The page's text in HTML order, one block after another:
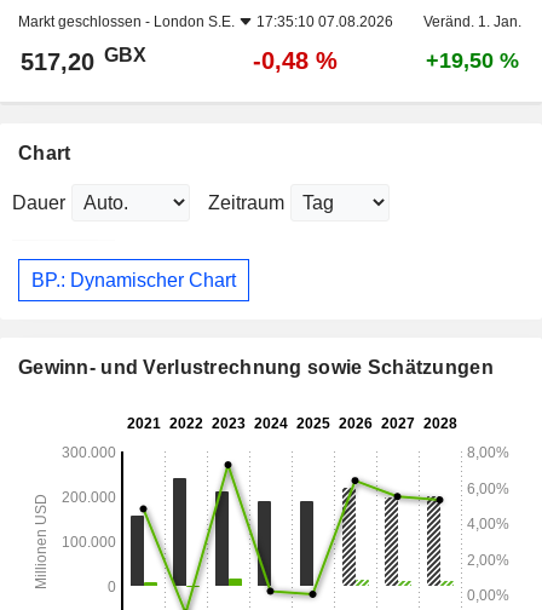
Markt geschlossen - London S.E. 17:35:10 07.08.2026 Veränd. 1. Jan.
517,20 GBX -0,48 % +19,50 %
Chart
Dauer Zeitraum
BP.: Dynamischer Chart
Gewinn- und Verlustrechnung sowie Schätzungen